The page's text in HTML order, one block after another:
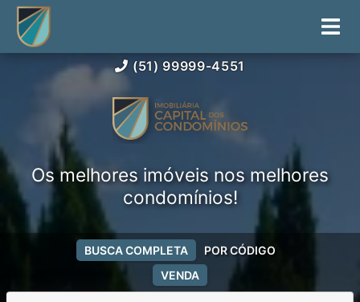
(51) 99999-4551
Os melhores imóveis nos melhores
condomínios!
VENDA
BUSCA COMPLETA POR CÓDIGO